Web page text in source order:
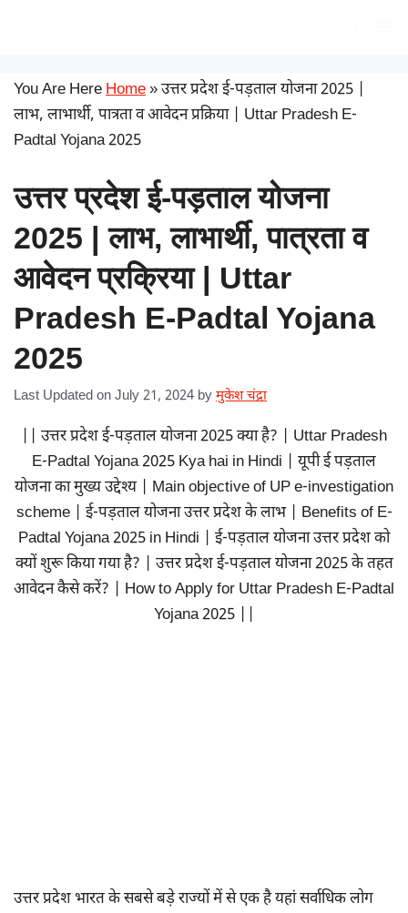
You Are HereHome»उत्तर प्रदेश ई-पड़ताल योजना 2025 |
लाभ, लाभार्थी, पात्रता व आवेदन प्रक्रिया | Uttar Pradesh E-
Padtal Yojana 2025
उत्तर प्रदेश ई-पड़ताल योजना
2025 | लाभ, लाभार्थी, पात्रता व
आवेदन प्रक्रिया | Uttar
Pradesh E-Padtal Yojana
2025
Last Updated on July 21, 2024 by मुकेश चंद्रा
|| उत्तर प्रदेश ई-पड़ताल योजना 2025 क्या है? | Uttar Pradesh
E-Padtal Yojana 2025 Kya hai in Hindi | यूपी ई पड़ताल
योजना का मुख्य उद्देश्य | Main objective of UP e-investigation
scheme | ई-पड़ताल योजना उत्तर प्रदेश के लाभ | Benefits of E-
Padtal Yojana 2025 in Hindi | ई-पड़ताल योजना उत्तर प्रदेश को
क्यों शुरू किया गया है? | उत्तर प्रदेश ई-पड़ताल योजना 2025 के तहत
आवेदन कैसे करें? | How to Apply for Uttar Pradesh E-Padtal
Yojana 2025 ||
उत्तर प्रदेश भारत के सबसे बड़े राज्यों में से एक है यहां सर्वाधिक लोग